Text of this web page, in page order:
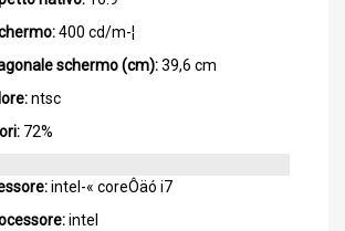
400 cd/m-¦
schermo (cm):39,6 cm
ntsc
72%
intel-« coreÔäó i7
intel